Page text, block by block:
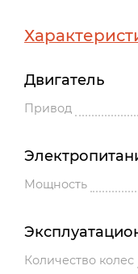
Двигатель
Привод
Мощность
Количество колес